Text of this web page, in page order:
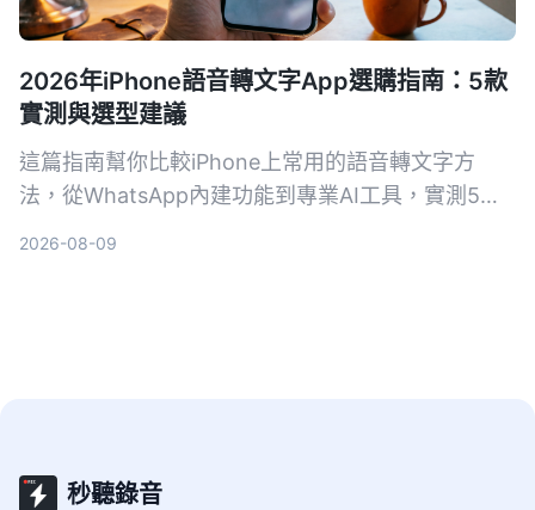
2026年iPhone語音轉文字App選購指南：5款
實測與選型建議
這篇指南幫你比較iPhone上常用的語音轉文字方
法，從WhatsApp內建功能到專業AI工具，實測5種
2026-08-09
秒聽錄音